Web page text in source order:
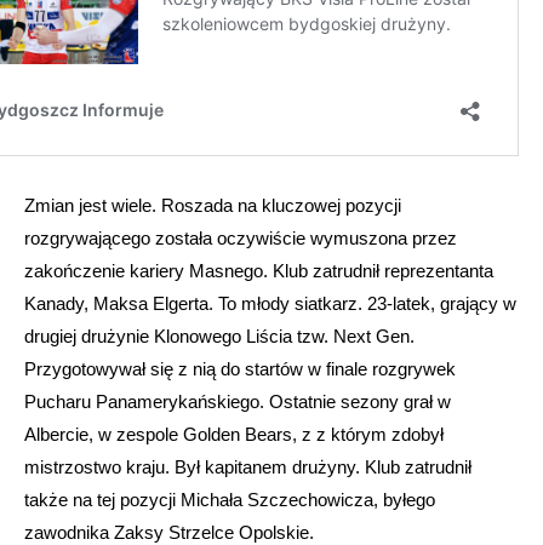
Zmian jest wiele. Roszada na kluczowej pozycji
rozgrywającego została oczywiście wymuszona przez
zakończenie kariery Masnego. Klub zatrudnił reprezentanta
Kanady, Maksa Elgerta. To młody siatkarz. 23-latek, grający w
drugiej drużynie Klonowego Liścia tzw. Next Gen.
Przygotowywał się z nią do startów w finale rozgrywek
Pucharu Panamerykańskiego. Ostatnie sezony grał w
Albercie, w zespole Golden Bears, z z którym zdobył
mistrzostwo kraju. Był kapitanem drużyny. Klub zatrudnił
także na tej pozycji Michała Szczechowicza, byłego
zawodnika Zaksy Strzelce Opolskie.